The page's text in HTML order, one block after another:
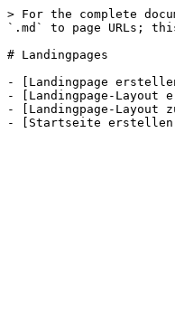
> For the complete
`.md` to page URLs;
# Landingpages
- [Landingpage
- [Landingpage-Layout
- [Landingpage-Layout